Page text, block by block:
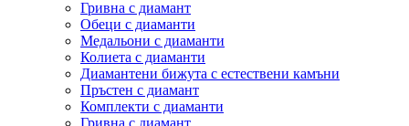
Гривнa с диамант
Обеци с диаманти
Медальони с диаманти
Колиета с диаманти
Диамантени бижута с естествени камъни
Пръстен с диамант
Комплекти с диаманти
Гривнa с диамант